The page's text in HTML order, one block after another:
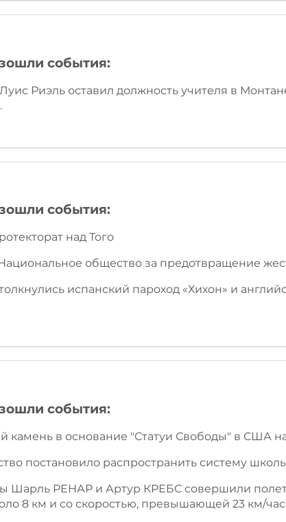
события:
Риэль оставил должность учителя в
события:
над Того
общество за предотвращение
испанский пароход «Хихон» и
события:
камень в основание "Статуи Свободы" в США
постановило распространить систему
Шарль РЕНАР и Артур КРЕБС совершили
8 км и со скоростью, превышающей 23 км/